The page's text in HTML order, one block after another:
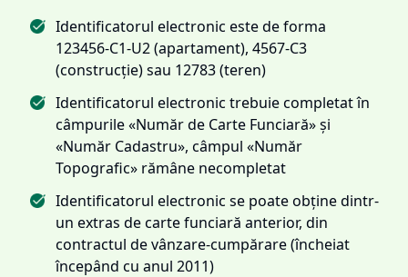
Identificatorul electronic este de forma
123456-C1-U2 (apartament), 4567-C3
(construcție) sau 12783 (teren)
Identificatorul electronic trebuie completat în
câmpurile «Număr de Carte Funciară» și
«Număr Cadastru», câmpul «Număr
Topografic» rămâne necompletat
Identificatorul electronic se poate obține dintr-
un extras de carte funciară anterior, din
contractul de vânzare-cumpărare (încheiat
începând cu anul 2011)